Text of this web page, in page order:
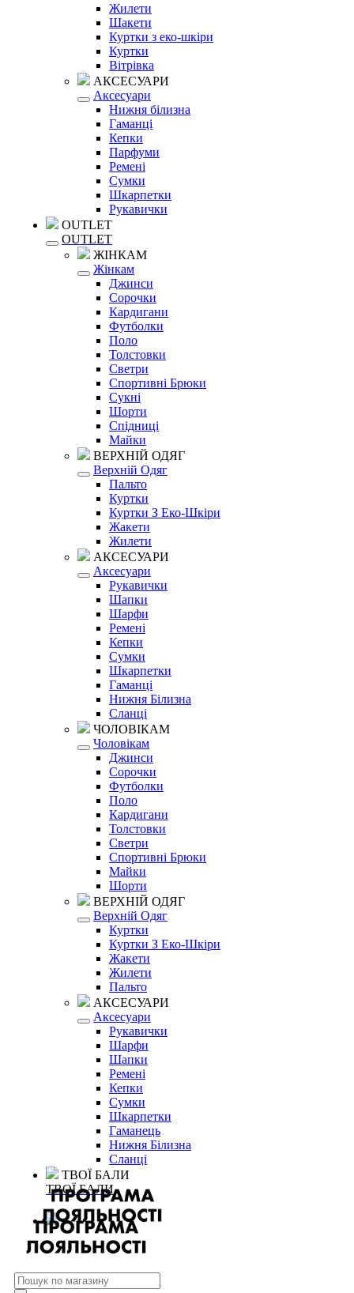
Жилети
Шакети
Куртки з еко-шкіри
Куртки
Вітрівка
АКСЕСУАРИ
Аксесуари
Нижня білизна
Гаманці
Кепки
Парфуми
Ремені
Сумки
Шкарпетки
Рукавички
OUTLET
OUTLET
ЖІНКАМ
Жінкам
Джинси
Сорочки
Кардигани
Футболки
Поло
Толстовки
Светри
Спортивні Брюки
Сукні
Шорти
Спідниці
Майки
ВЕРХНІЙ ОДЯГ
Верхній Одяг
Пальто
Куртки
Куртки З Еко-Шкіри
Жакети
Жилети
АКСЕСУАРИ
Аксесуари
Рукавички
Шапки
Шарфи
Ремені
Кепки
Сумки
Шкарпетки
Гаманці
Нижня Білизна
Сланці
ЧОЛОВІКАМ
Чоловікам
Джинси
Сорочки
Футболки
Поло
Кардигани
Толстовки
Светри
Спортивні Брюки
Майки
Шорти
ВЕРХНІЙ ОДЯГ
Верхній Одяг
Куртки
Куртки З Еко-Шкіри
Жакети
Жилети
Пальто
АКСЕСУАРИ
Аксесуари
Рукавички
Шарфи
Шапки
Ремені
Кепки
Сумки
Шкарпетки
Гаманець
Нижня Білизна
Сланці
ТВОЇ БАЛИ
ТВОЇ БАЛИ